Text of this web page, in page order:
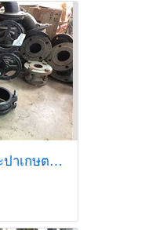
ยีโบงานซ่อมท่อประปาเกษตรประตูน้ำกปภสระแก้ว